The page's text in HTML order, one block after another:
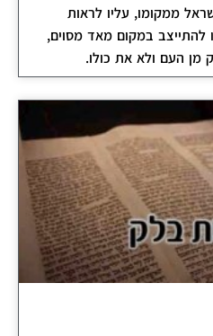
ממקומו, עליו לראות
להתייצב במקום מאד מסוים,
מן העם ולא את כולו.